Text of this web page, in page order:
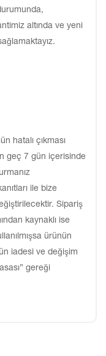
altında ve yeni
hatalı çıkması
geç 7 gün içerisinde
ile bize
Sipariş
kaynaklı ise
ürünün
iadesi ve değişim
gereği